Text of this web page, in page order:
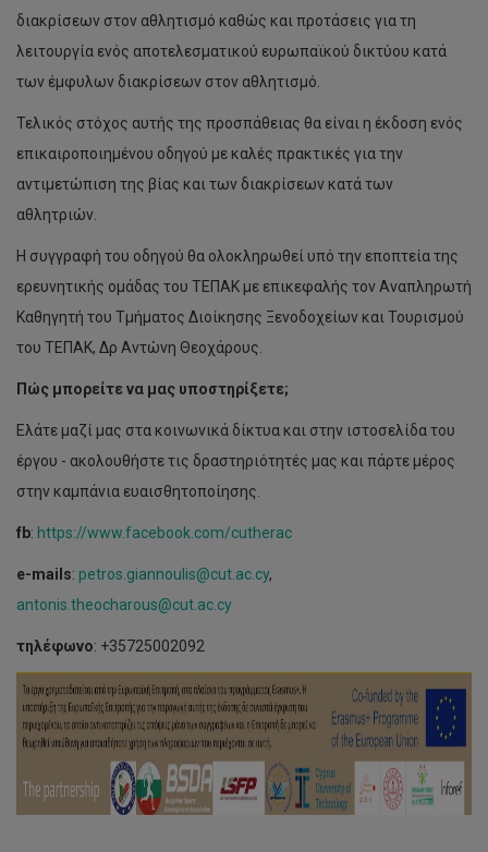
διακρίσεων στον αθλητισμό καθώς και προτάσεις για τη
λειτουργία ενός αποτελεσματικού ευρωπαϊκού δικτύου κατά
των έμφυλων διακρίσεων στον αθλητισμό.
Τελικός στόχος αυτής της προσπάθειας θα είναι η έκδοση ενός
επικαιροποιημένου οδηγού με καλές πρακτικές για την
αντιμετώπιση της βίας και των διακρίσεων κατά των
αθλητριών.
Η συγγραφή του οδηγού θα ολοκληρωθεί υπό την εποπτεία της
ερευνητικής ομάδας του ΤΕΠΑΚ με επικεφαλής τον Αναπληρωτή
Καθηγητή του Τμήματος Διοίκησης Ξενοδοχείων και Τουρισμού
του ΤΕΠΑΚ, Δρ Αντώνη Θεοχάρους.
Πώς μπορείτε να μας υποστηρίξετε;
Ελάτε μαζί μας στα κοινωνικά δίκτυα και στην ιστοσελίδα του
έργου - ακολουθήστε τις δραστηριότητές μας και πάρτε μέρος
στην καμπάνια ευαισθητοποίησης.
fb: https://www.facebook.com/cutherac
e-mails: petros.giannoulis@cut.ac.cy,
antonis.theocharous@cut.ac.cy
τηλέφωνο: +35725002092